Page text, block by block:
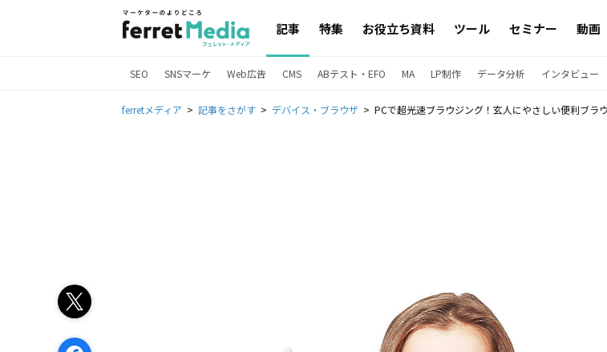
記事 特集 お役立ち資料 ツール セミナー 動画
SEO SNSマーケ Web広告 CMS ABテスト・EFO MA LP制作 データ分析 インタビュー
ferretメディア 記事をさがす デバイス・ブラウザ PCで超光速ブラウジング！玄人にやさしい便利ブ